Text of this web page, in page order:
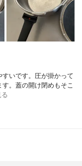
いです。圧が掛かって
。蓋の開け閉めもそこ